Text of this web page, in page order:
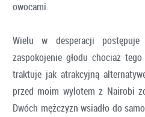
owocami.
Wielu w desperacji
zaspokojenie głodu chociaż
traktuje jak atrakcyjną
przed moim wylotem z Nairobi
Dwóch mężczyzn wsiadło do